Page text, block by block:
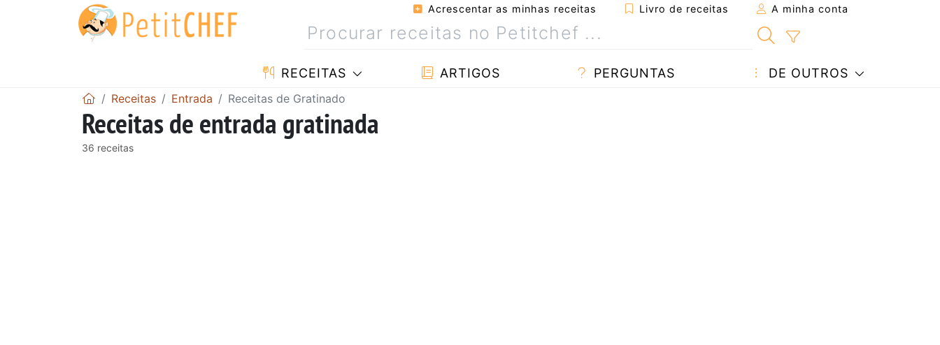
Acrescentar as minhas receitas Livro de receitas A minha conta
RECEITAS ARTIGOS PERGUNTAS DE OUTROS
Receitas Entrada Receitas de Gratinado
Receitas de entrada gratinada
36 receitas